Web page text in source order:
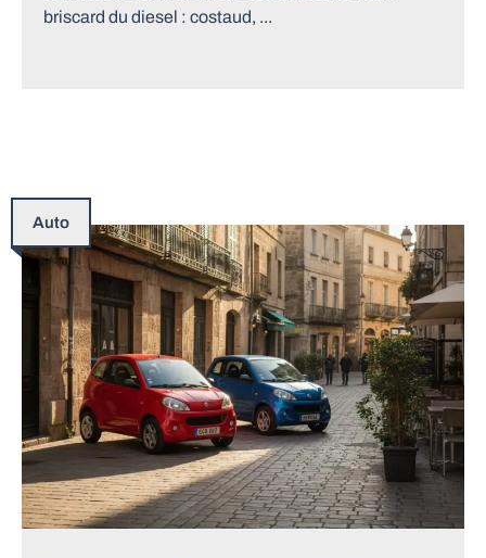
briscard du diesel : costaud, ...
Auto